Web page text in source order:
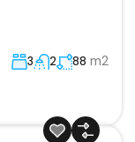
3 2 88 m2